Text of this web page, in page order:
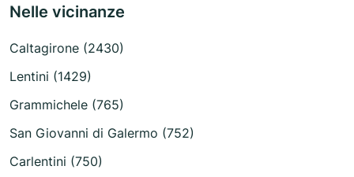
Nelle vicinanze
Caltagirone (2430)
Lentini (1429)
Grammichele (765)
San Giovanni di Galermo (752)
Carlentini (750)